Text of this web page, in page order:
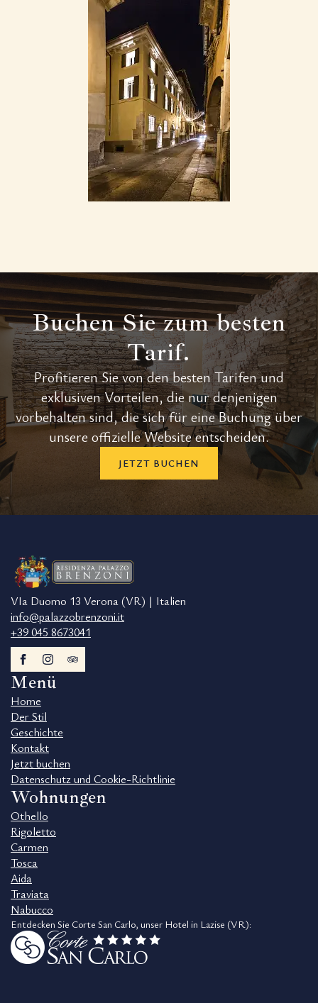
Buchen Sie zum besten
Tarif.
Profitieren Sie von den besten Tarifen und
exklusiven Vorteilen, die nur denjenigen
vorbehalten sind, die sich für eine Buchung über
unsere offizielle Website entscheiden.
JETZT BUCHEN
VIa Duomo 13 Verona (VR) | Italien
info@palazzobrenzoni.it
+39 045 8673041
Menü
Home
Der Stil
Geschichte
Kontakt
Jetzt buchen
Datenschutz und Cookie-Richtlinie
Wohnungen
Othello
Rigoletto
Carmen
Tosca
Aida
Traviata
Nabucco
Entdecken Sie Corte San Carlo, unser Hotel in Lazise (VR):